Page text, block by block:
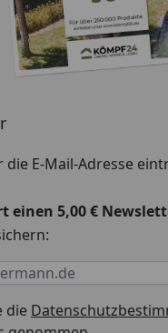
die E-Mail-Adresse
einen 5,00 €
erforderlich
die